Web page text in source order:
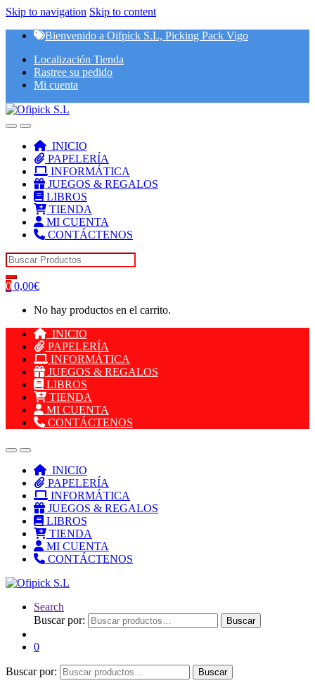
Skip to navigation Skip to content
Bienvenido a Oifpick S.L, Picking Pack Vigo
Localización Tienda
Rastree su pedido
Mi cuenta
INICIO
PAPELERÍA
INFORMÁTICA
JUEGOS & REGALOS
LIBROS
TIENDA
MI CUENTA
CONTÁCTENOS
Search for:
0 0,00€
No hay productos en el carrito.
INICIO
PAPELERÍA
INFORMÁTICA
JUEGOS & REGALOS
LIBROS
TIENDA
MI CUENTA
CONTÁCTENOS
INICIO
PAPELERÍA
INFORMÁTICA
JUEGOS & REGALOS
LIBROS
TIENDA
MI CUENTA
CONTÁCTENOS
Search
Buscar por:
Buscar
0
Buscar por: Buscar